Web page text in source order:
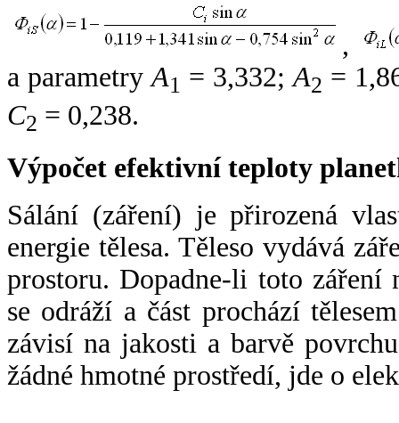
,
a parametryA1 = 3,332;A2 =
C2 = 0,238.
Výpočet efektivní teploty
Sálání (záření) je přirozená
energie tělesa. Těleso vydává
prostoru. Dopadne-li toto záření
se odráží a část prochází
závisí na jakosti a barvě
žádné hmotné prostředí, jde o